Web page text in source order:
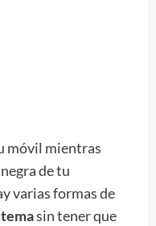
móvil mientras
de tu
varias formas de
sin tener que